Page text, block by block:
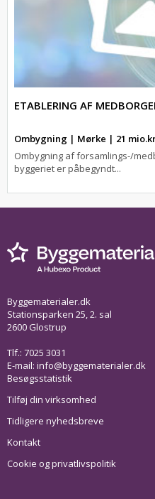
ETABLERING AF
Ombygning | Mørke | 21
Ombygning af forsamlings-/
byggeriet er påbegyndt...
Byggematerialer.dk
Stationsparken 25, 2. sal
2600 Glostrup
Tlf.: 7025 3031
E-mail: info@byggematerialer.dk
Besøgsstatistik
Tilføj din virksomhed
Tidligere nyhedsbreve
Kontakt
Cookie og privatlivspolitik